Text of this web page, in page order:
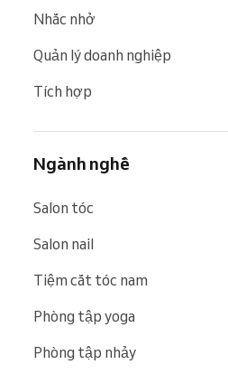
Nhắc nhở
Quản lý doanh nghiệp
Tích hợp
Ngành nghề
Salon tóc
Salon nail
Tiệm cắt tóc nam
Phòng tập yoga
Phòng tập nhảy